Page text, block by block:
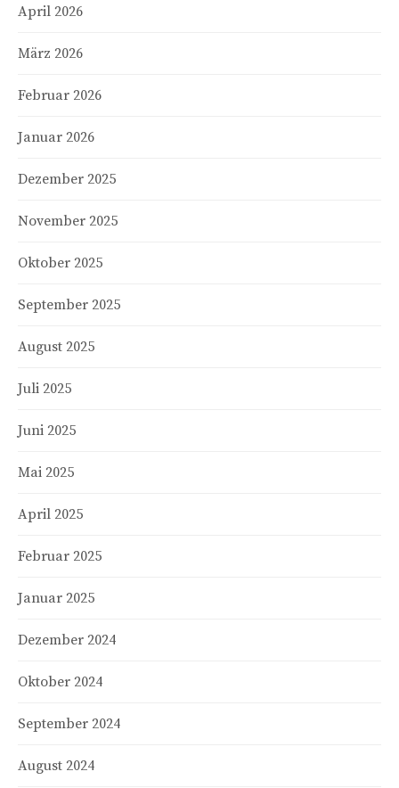
April 2026
März 2026
Februar 2026
Januar 2026
Dezember 2025
November 2025
Oktober 2025
September 2025
August 2025
Juli 2025
Juni 2025
Mai 2025
April 2025
Februar 2025
Januar 2025
Dezember 2024
Oktober 2024
September 2024
August 2024